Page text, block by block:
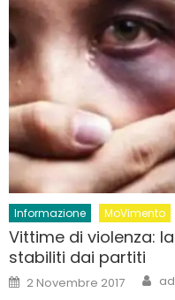
Informazione MoVimento
Vittime di violenza:
stabiliti dai partiti
Posted
on
2 Novembre 2017